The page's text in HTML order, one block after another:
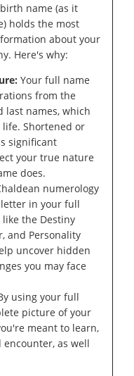
name (as it
holds the most
about your
Here's why:
Your full name
from the
last names, which
Shortened or
significant
your true nature
does.
numerology
in your full
the Destiny
and Personality
uncover hidden
you may face
using your full
picture of your
meant to learn,
as well